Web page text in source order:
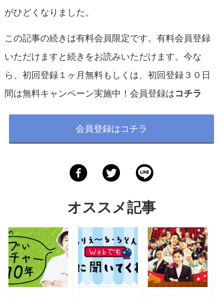
がひどくなりました。
この記事の続きは有料会員限定です。有料会員登録
いただけますと続きをお読みいただけます。今な
ら、初回登録１ヶ月無料もしくは、初回登録３０日
間は無料キャンペーン実施中！会員登録はコチラ
会員登録はコチラ
オススメ記事